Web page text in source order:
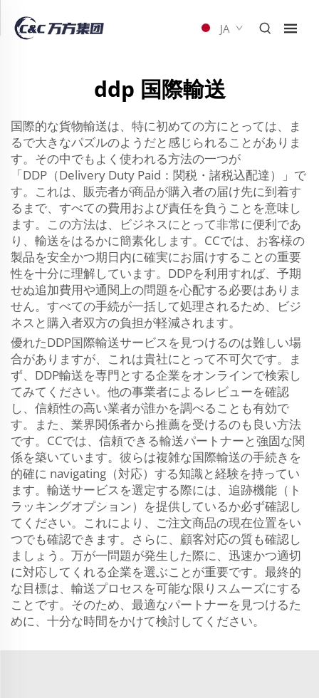
JA
ddp 国際輸送
国際的な貨物輸送は、特に初めての方にとっては、ま
るで大きなパズルのようだと感じられることがありま
す。その中でもよく使われる方法の一つが
「DDP（Delivery Duty Paid：関税・諸税込配達）」で
す。これは、販売者が商品が購入者の届け先に到着す
るまで、すべての費用および責任を負うことを意味し
ます。この方法は、ビジネスにとって非常に便利であ
り、輸送をはるかに簡素化します。CCでは、お客様の
製品を安全かつ期日内に確実にお届けすることの重要
性を十分に理解しています。DDPを利用すれば、予期
せぬ追加費用や通関上の問題を心配する必要はありま
せん。すべての手続が一括して処理されるため、ビジ
ネスと購入者双方の負担が軽減されます。
優れたDDP国際輸送サービスを見つけるのは難しい場
合がありますが、これは貴社にとって不可欠です。ま
ず、DDP輸送を専門とする企業をオンラインで検索し
てみてください。他の事業者によるレビューを確認
し、信頼性の高い業者が誰かを調べることも有効で
す。また、業界関係者から推薦を受けるのも良い方法
です。CCでは、信頼できる輸送パートナーと強固な関
係を築いています。彼らは複雑な国際輸送の手続きを
的確に navigating（対応）する知識と経験を持ってい
ます。輸送サービスを選定する際には、追跡機能（ト
ラッキングオプション）を提供しているか必ず確認し
てください。これにより、ご注文商品の現在位置をい
つでも確認できます。さらに、顧客対応の質も確認し
ましょう。万が一問題が発生した際に、迅速かつ適切
に対応してくれる企業を選ぶことが重要です。最終的
な目標は、輸送プロセスを可能な限りスムーズにする
ことです。そのため、最適なパートナーを見つけるた
めに、十分な時間をかけて検討してください。